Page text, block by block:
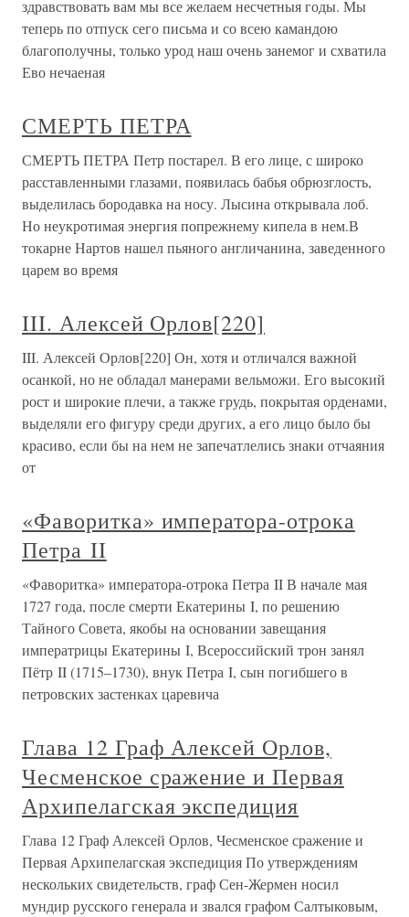
здравствовать вам мы все желаем несчетныя годы. Мы
теперь по отпуск сего письма и со всею камандою
благополучны, только урод наш очень занемог и схватила
Ево нечаеная
СМЕРТЬ ПЕТРА
СМЕРТЬ ПЕТРА Петр постарел. В его лице, с широко
расставленными глазами, появилась бабья обрюзглость,
выделилась бородавка на носу. Лысина открывала лоб.
Но неукротимая энергия попрежнему кипела в нем.В
токарне Нартов нашел пьяного англичанина, заведенного
царем во время
III. Алексей Орлов[220]
III. Алексей Орлов[220] Он, хотя и отличался важной
осанкой, но не обладал манерами вельможи. Его высокий
рост и широкие плечи, а также грудь, покрытая орденами,
выделяли его фигуру среди других, а его лицо было бы
красиво, если бы на нем не запечатлелись знаки отчаяния
от
«Фаворитка» императора-отрока
Петра II
«Фаворитка» императора-отрока Петра II В начале мая
1727 года, после смерти Екатерины I, по решению
Тайного Совета, якобы на основании завещания
императрицы Екатерины I, Всероссийский трон занял
Пётр II (1715–1730), внук Петра I, сын погибшего в
петровских застенках царевича
Глава 12 Граф Алексей Орлов,
Чесменское сражение и Первая
Архипелагская экспедиция
Глава 12 Граф Алексей Орлов, Чесменское сражение и
Первая Архипелагская экспедиция По утверждениям
нескольких свидетельств, граф Сен-Жермен носил
мундир русского генерала и звался графом Салтыковым,